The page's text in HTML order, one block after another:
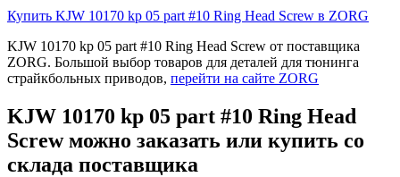
Купить KJW 10170 kp 05 part #10 Ring Head Screw в ZORG
KJW 10170 kp 05 part #10 Ring Head Screw от поставщика
ZORG. Большой выбор товаров для деталей для тюнинга
страйкбольных приводов, перейти на сайте ZORG
KJW 10170 kp 05 part #10 Ring Head
Screw можно заказать или купить со
склада поставщика